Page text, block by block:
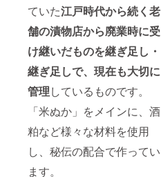
ていた江戸時代から続く老
舗の漬物店から廃業時に受
け継いだものを継ぎ足し・
継ぎ足しで、現在も大切に
管理しているものです。
「米ぬか」をメインに、酒
粕など様々な材料を使用
し、秘伝の配合で作ってい
ます。